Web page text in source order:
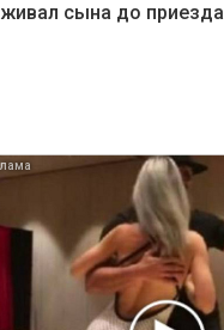
сына до приезда